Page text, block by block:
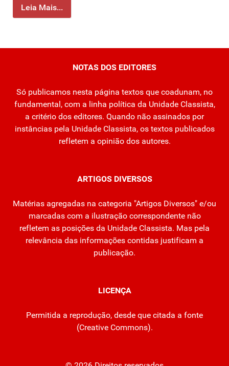
Leia Mais...
NOTAS DOS EDITORES
Só publicamos nesta página textos que coadunam, no
fundamental, com a linha política da Unidade Classista,
a critério dos editores. Quando não assinados por
instâncias pela Unidade Classista, os textos publicados
refletem a opinião dos autores.
ARTIGOS DIVERSOS
Matérias agregadas na categoria "Artigos Diversos" e/ou
marcadas com a ilustração correspondente não
refletem as posições da Unidade Classista. Mas pela
relevância das informações contidas justificam a
publicação.
LICENÇA
Permitida a reprodução, desde que citada a fonte
(Creative Commons).